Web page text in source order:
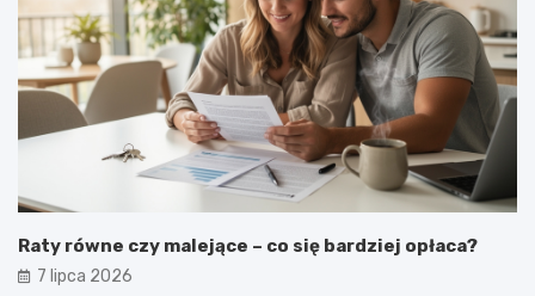
Raty równe czy malejące – co się bardziej opłaca?
7 lipca 2026